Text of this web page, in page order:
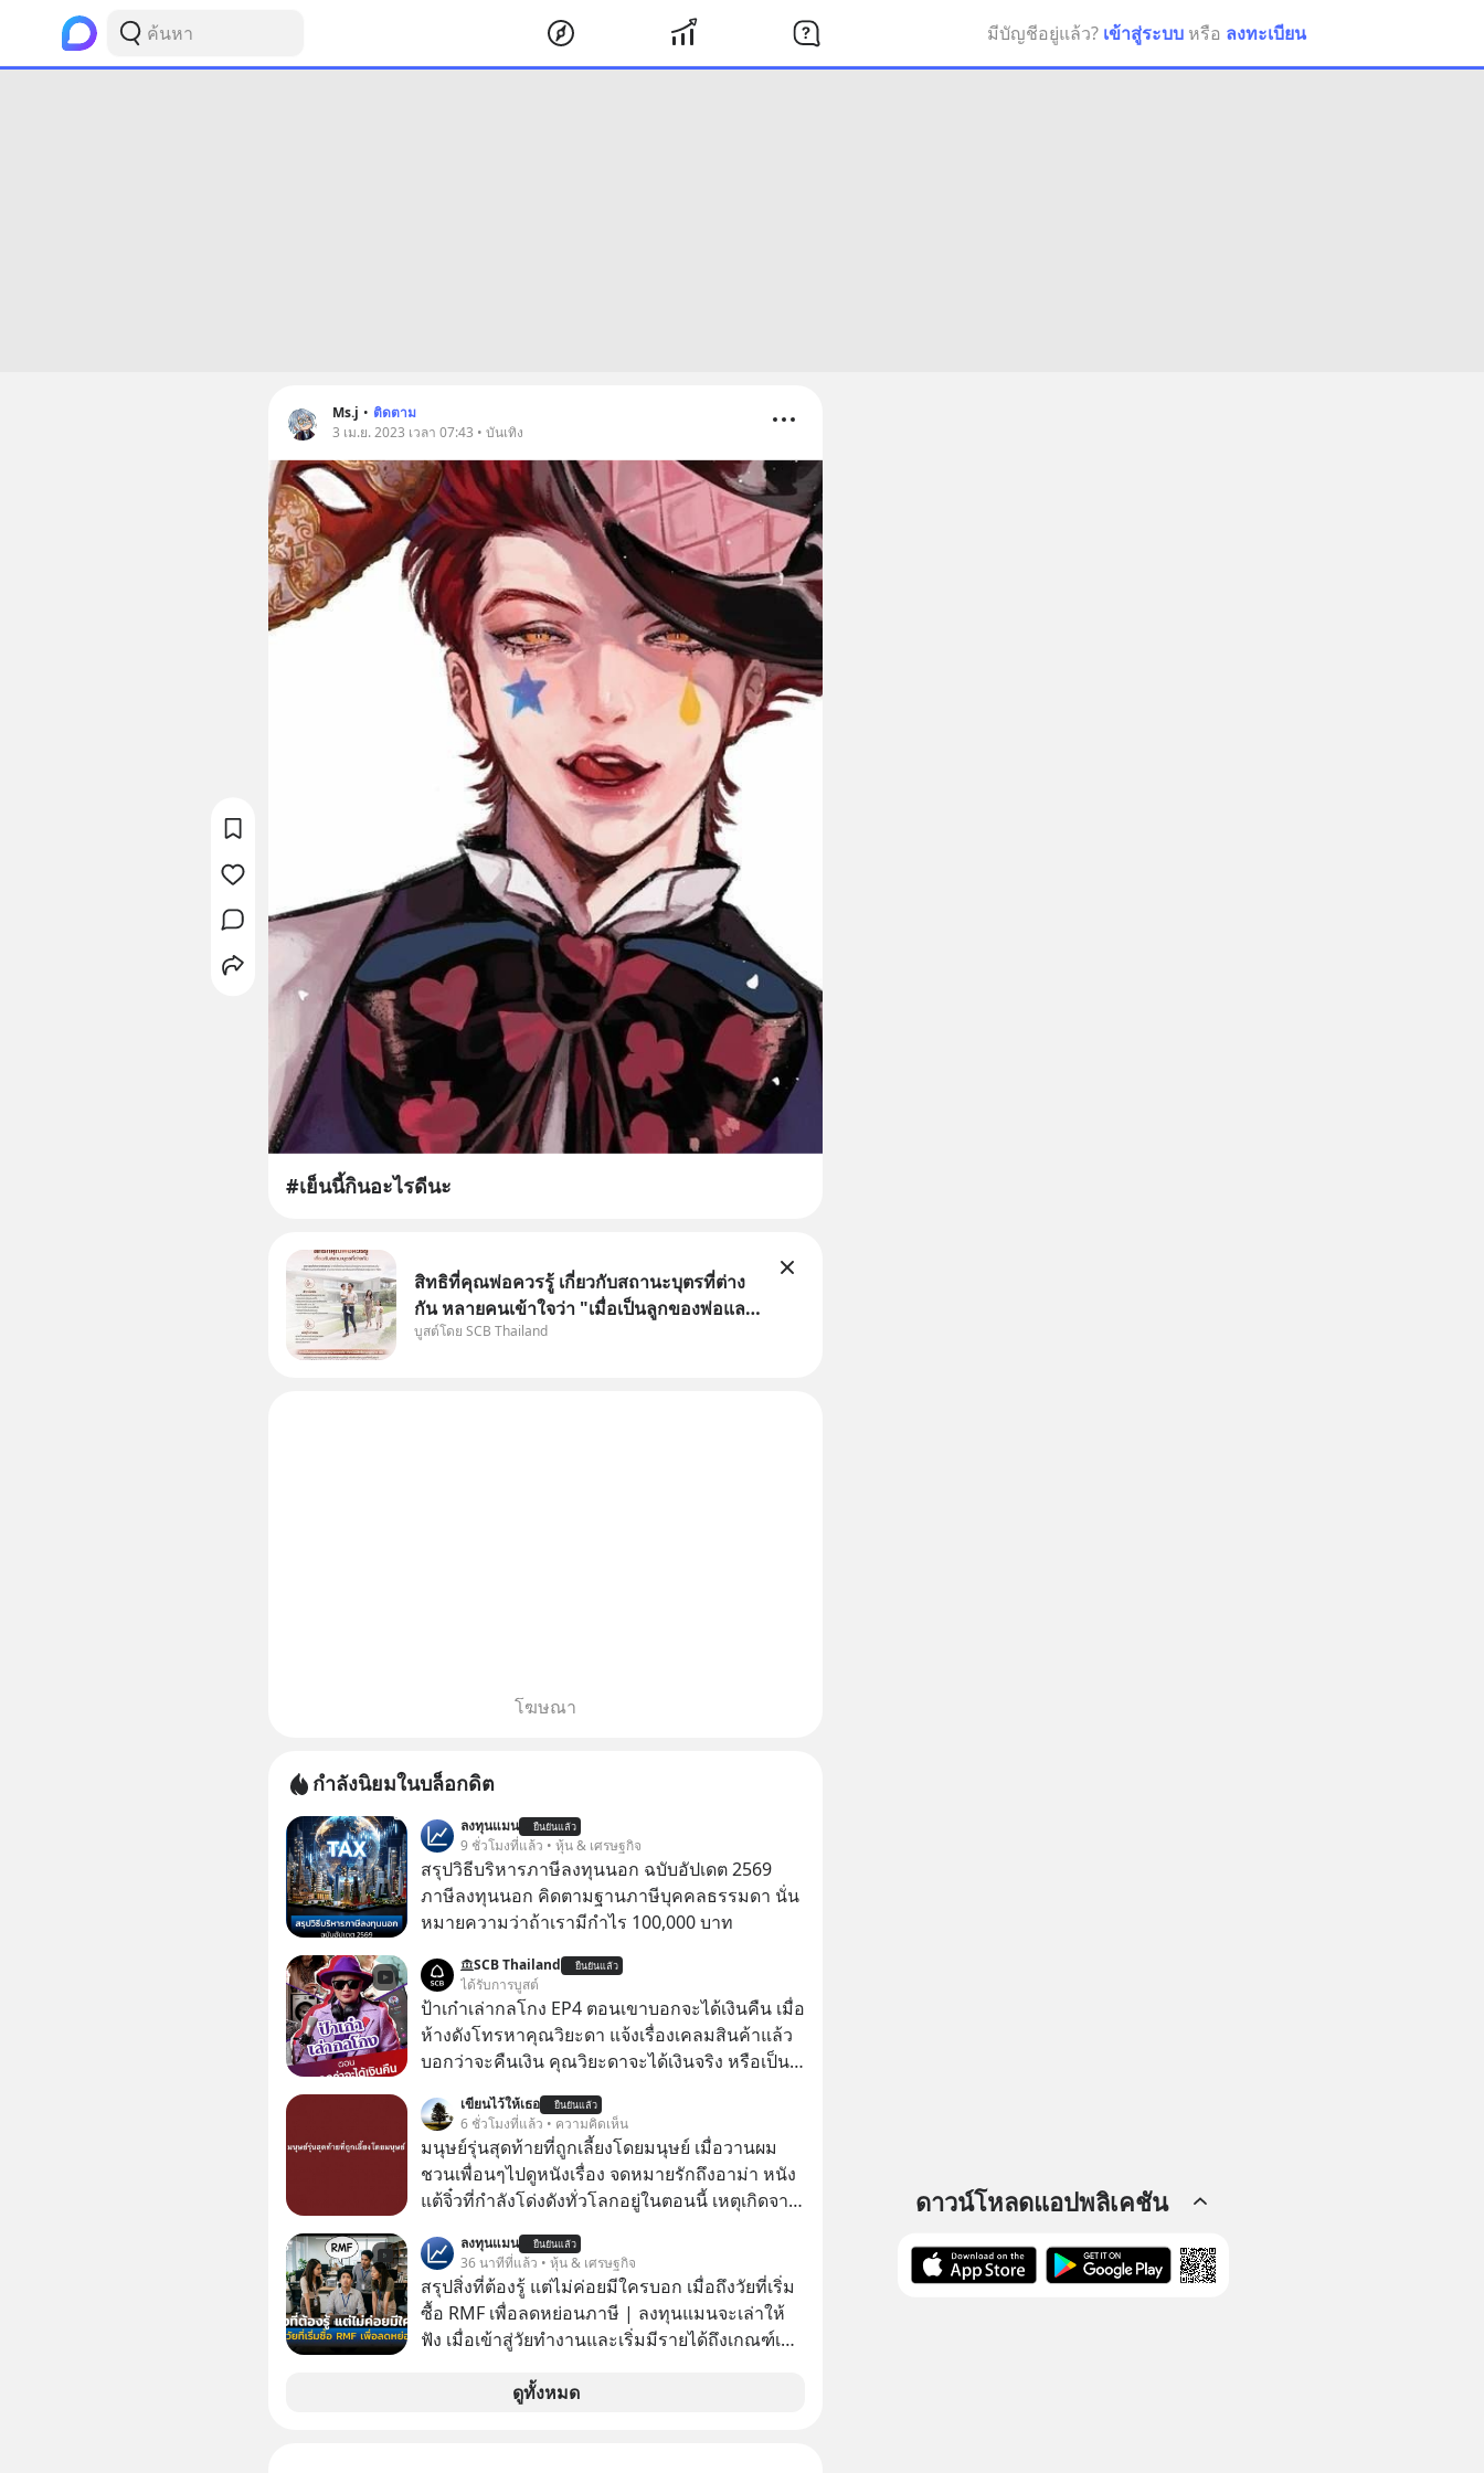
มีบัญชีอยู่แล้ว? เข้าสู่ระบบ หรือ ลงทะเบียน
Ms.j • ติดตาม
3 เม.ย. 2023 เวลา 07:43 • บันเทิง
#เย็นนี้กินอะไรดีนะ
สิทธิที่คุณพ่อควรรู้ เกี่ยวกับสถานะบุตรที่ต่าง
กัน หลายคนเข้าใจว่า "เมื่อเป็นลูกของพ่อและ
แม่ ก็ย่อมเป็นบุตรชอบด้วยกฎหมายของทั้ง
บูสต์โดย SCB Thailand
โฆษณา
กำลังนิยมในบล็อกดิต
ลงทุนแมน ยืนยันแล้ว
9 ชั่วโมงที่แล้ว • หุ้น & เศรษฐกิจ
สรุปวิธีบริหารภาษีลงทุนนอก ฉบับอัปเดต 2569
ภาษีลงทุนนอก คิดตามฐานภาษีบุคคลธรรมดา นั่น
หมายความว่าถ้าเรามีกำไร 100,000 บาท
SCB Thailand ยืนยันแล้ว
ได้รับการบูสต์
ป้าเก๋าเล่ากลโกง EP4 ตอนเขาบอกจะได้เงินคืน เมื่อ
ห้างดังโทรหาคุณวิยะดา แจ้งเรื่องเคลมสินค้าแล้ว
บอกว่าจะคืนเงิน คุณวิยะดาจะได้เงินจริง หรือเป็น
ตอน “เขาบอกว่าจะได้เงินคืน” #ป้าเก๋าเล่ากลโกง
#แก้เกมกลโกง #อยู่อย่างยั่งยืน #Cybersecurity
#เตือนภัยออนไลน์
เขียนไว้ให้เธอ ยืนยันแล้ว
6 ชั่วโมงที่แล้ว • ความคิดเห็น
มนุษย์รุ่นสุดท้ายที่ถูกเลี้ยงโดยมนุษย์ เมื่อวานผม
ชวนเพื่อนๆไปดูหนังเรื่อง จดหมายรักถึงอาม่า หนัง
แต้จิ๋วที่กำลังโด่งดังทั่วโลกอยู่ในตอนนี้ เหตุเกิดจาก
อยากดูมาก ด้วยเพราะว่าอากงก็มาจากเมืองจีน ป๊า
ก็พูดแต้จิ๋วได้ มีเรื่องราวมีความผูกพันที่ได้ยินตั้งแต่
เด็ก
ลงทุนแมน ยืนยันแล้ว
36 นาทีที่แล้ว • หุ้น & เศรษฐกิจ
สรุปสิ่งที่ต้องรู้ แต่ไม่ค่อยมีใครบอก เมื่อถึงวัยที่เริ่ม
ซื้อ RMF เพื่อลดหย่อนภาษี | ลงทุนแมนจะเล่าให้
ฟัง เมื่อเข้าสู่วัยทำงานและเริ่มมีรายได้ถึงเกณฑ์เสีย
เพราะนอกจากจะช่วยลดหย่อนภาษีได้แล้ว ยังเป็น
ดูทั้งหมด
ดาวน์โหลดแอปพลิเคชัน